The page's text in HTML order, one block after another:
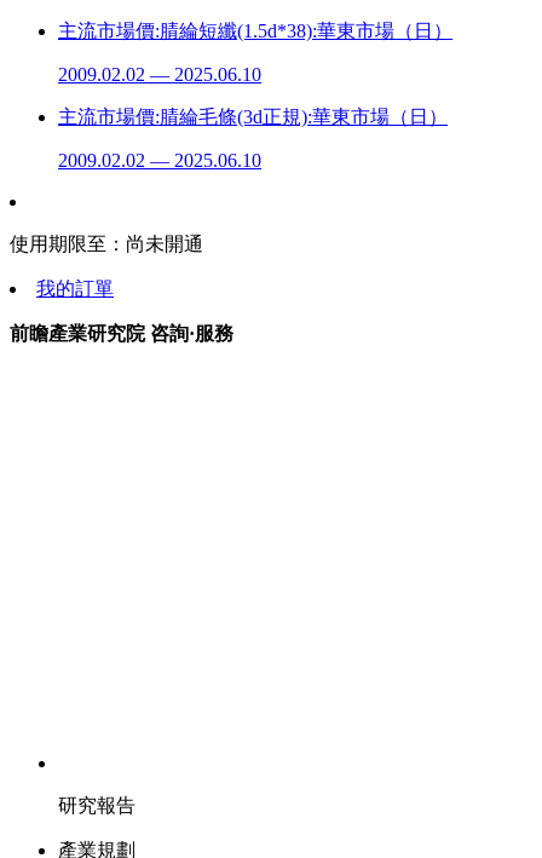
主流市場價:腈綸短纖(1.5d*38):華東市場（日）
2009.02.02 — 2025.06.10
主流市場價:腈綸毛條(3d正規):華東市場（日）
2009.02.02 — 2025.06.10
使用期限至： 尚未開通
我的訂單
前瞻產業研究院 咨詢·服務
研究報告
產業規劃